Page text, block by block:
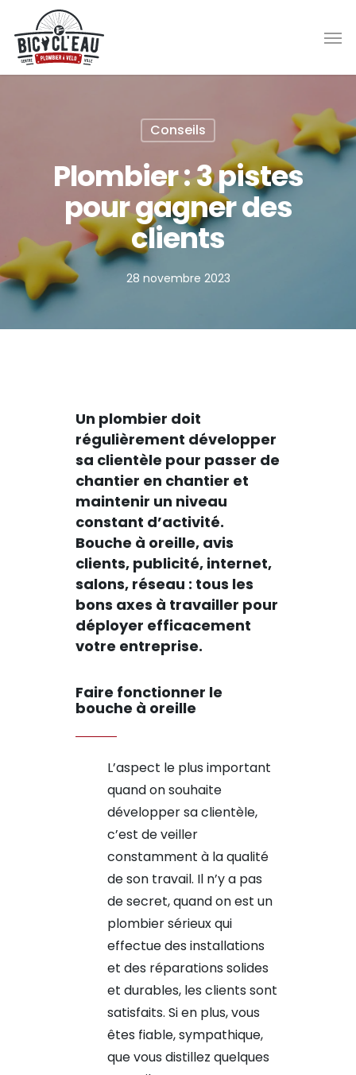
main
content
Conseils
Plombier : 3 pistes
pour gagner des
clients
28 novembre 2023
Un plombier doit
régulièrement développer
sa clientèle pour passer de
chantier en chantier et
maintenir un niveau
constant d’activité.
Bouche à oreille, avis
clients, publicité, internet,
salons, réseau : tous les
bons axes à travailler pour
déployer efficacement
votre entreprise.
Faire fonctionner le
bouche à oreille
L’aspect le plus important
quand on souhaite
développer sa clientèle,
c’est de veiller
constamment à la qualité
de son travail. Il n’y a pas
de secret, quand on est un
plombier sérieux qui
effectue des installations
et des réparations solides
et durables, les clients sont
satisfaits. Si en plus, vous
êtes fiable, sympathique,
que vous distillez quelques